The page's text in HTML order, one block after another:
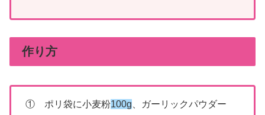
作り方
① ポリ袋に小麦粉100g 、ガーリックパウダー